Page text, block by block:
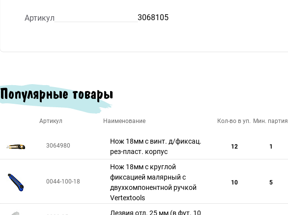
Артикул 3068105
Популярные товары
Артикул Наименование Кол-во в уп. Мин. партия
3064980
Нож 18мм с винт. д/фиксац.
рез-пласт. корпус
12 1
0044-100-18
Нож 18мм с круглой
фиксацией малярный c
двухкомпонентной ручкой
Vertextools
10 5
Лезвия отл. 25 мм (в фут. 10